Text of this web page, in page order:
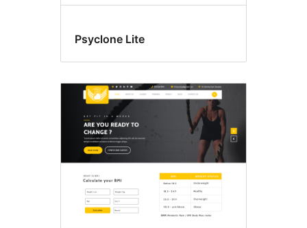
Psyclone Lite